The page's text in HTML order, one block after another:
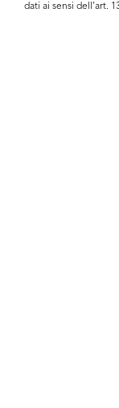
dati ai sensi dell’art.